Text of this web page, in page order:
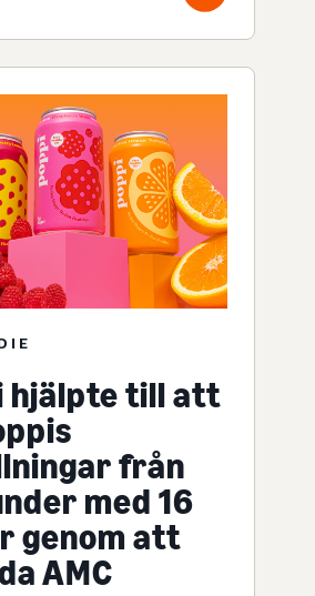
hjälpte till att
från
med 16
genom att
AMC